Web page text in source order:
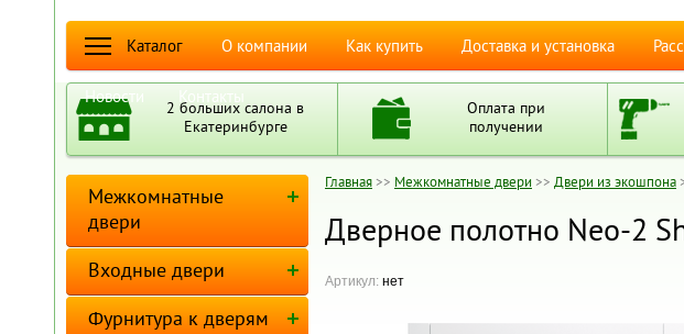
Каталог О компании Как купить Доставка и установка
Новости Контакты
2 больших салона в
Екатеринбурге
Оплата при
получении
Главная>> Межкомнатные двери >> Двери из экошпона
Дверное полотно Neo-2
Артикул: нет
Межкомнатные
двери
Входные двери
Фурнитура к дверям